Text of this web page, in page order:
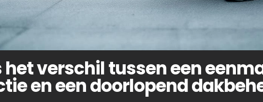
het verschil tussen een
en een doorlopend